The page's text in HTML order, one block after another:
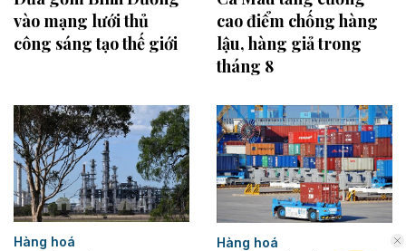
vào mạng lưới thủ
công sáng tạo thế giới
cao điểm chống hàng
lậu, hàng giả trong
tháng 8
Hàng hoá Hàng hoá